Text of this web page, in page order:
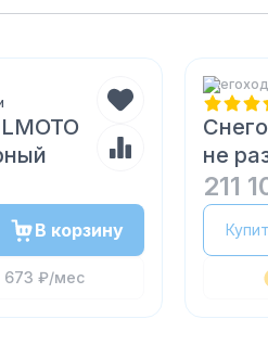
В корзину
673 ₽/мес
не
211